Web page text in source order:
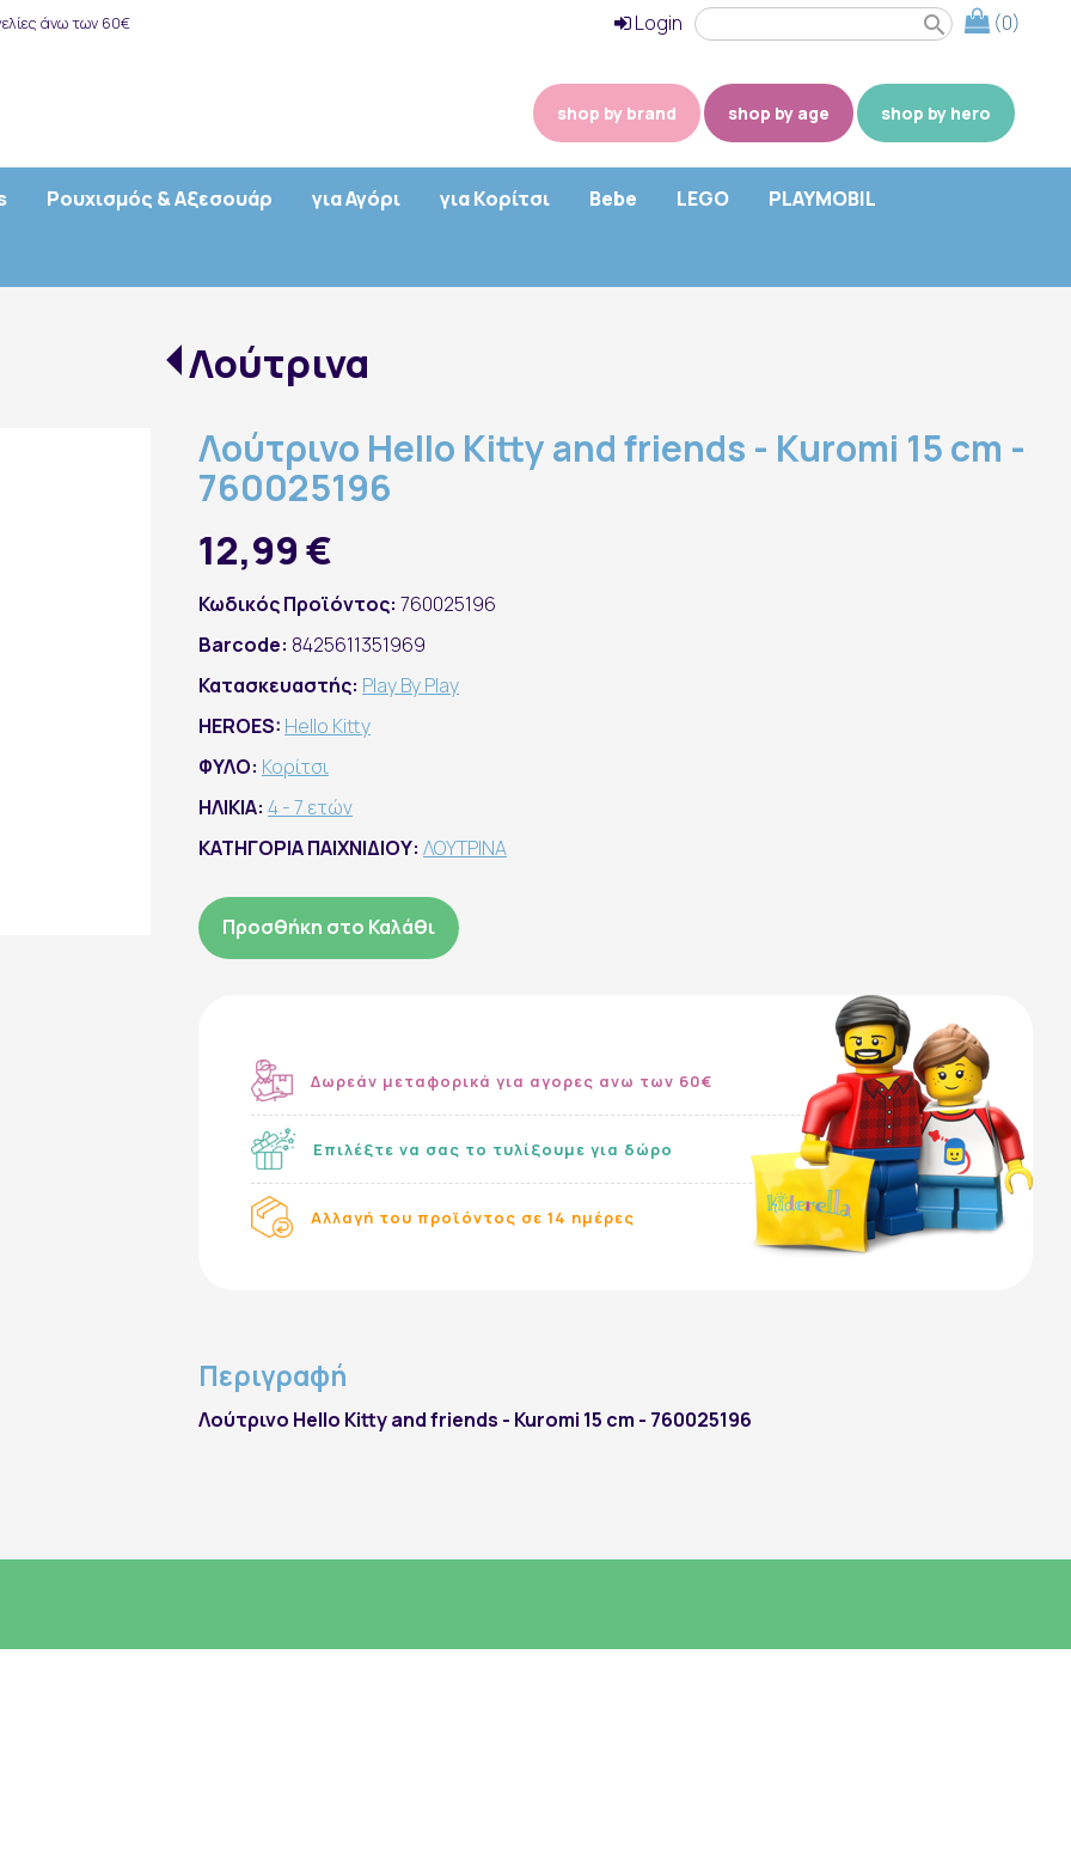
άνω των 60€ (0)
search
Login
shop by brand shop by age shop by hero
Ρουχισμός & Αξεσουάρ για Αγόρι για Κορίτσι Bebe LEGO PLAYMOBIL
Λούτρινα
Λούτρινο Hello Kitty and friends - Kuromi 15 cm -
760025196
12,99 €
Κωδικός Προϊόντος: 760025196
Barcode: 8425611351969
Κατασκευαστής: Play By Play
HEROES: Hello Kitty
ΦΥΛΟ: Κορίτσι
ΗΛΙΚΙΑ: 4 - 7 ετών
ΚΑΤΗΓΟΡΙΑ ΠΑΙΧΝΙΔΙΟΥ: ΛΟΥΤΡΙΝΑ
Προσθήκη στο Καλάθι
Δωρεάν μεταφορικά για αγορες ανω των 60€
Επιλέξτε να σας το τυλίξουμε για δώρο
Αλλαγή του προϊόντος σε 14 ημέρες
Περιγραφή
Λούτρινο Hello Kitty and friends - Kuromi 15 cm - 760025196
Εγγραφή στο Newsletter
εγγραφή
Ακολουθήστε μας: